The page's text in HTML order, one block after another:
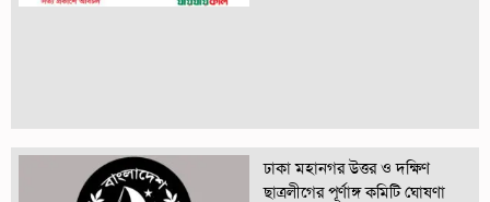
ঢাকা মহানগর উত্তর ও দক্ষিণ
ছাত্রলীগের পূর্ণাঙ্গ কমিটি ঘোষণা